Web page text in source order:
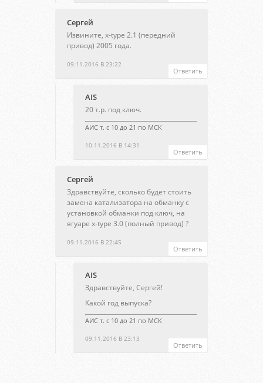
Сергей
09.11.2016 В 23:22
Извините, х-type 2.1 (передний
привод) 2005 года.
Ответить
AIS
10.11.2016 В 14:31
20 т.р. под ключ.
АИС т. с 10 до 21 по МСК
Ответить
Сергей
09.11.2016 В 22:45
Здравствуйте, сколько будет стоить
замена катализатора на обманку с
установкой обманки под ключ, на
ягуаре x-type 3.0 (полный привод) ?
Ответить
AIS
09.11.2016 В 23:13
Здравствуйте, Сергей!
Какой год выпуска?
АИС т. с 10 до 21 по МСК
Ответить